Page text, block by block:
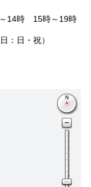
～14時 15時～19時
：日・祝）